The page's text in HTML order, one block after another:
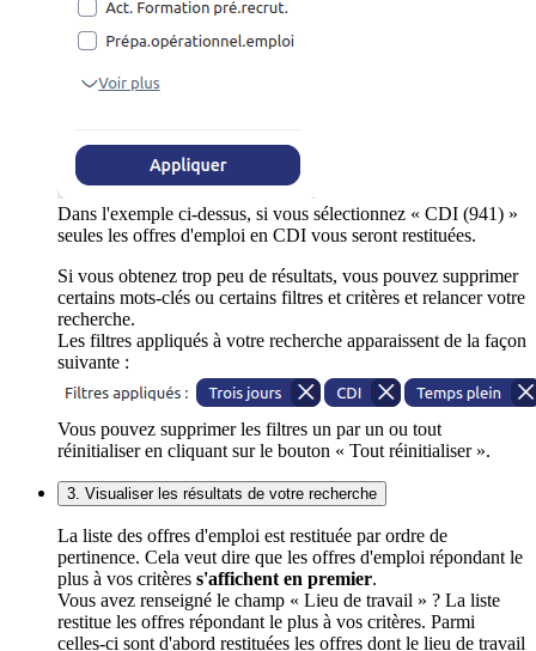
Dans l'exemple ci-dessus, si vous sélectionnez « CDI (941) »
seules les offres d'emploi en CDI vous seront restituées.
Si vous obtenez trop peu de résultats, vous pouvez supprimer
certains mots-clés ou certains filtres et critères et relancer votre
recherche.
Les filtres appliqués à votre recherche apparaissent de la façon
suivante :
Vous pouvez supprimer les filtres un par un ou tout
réinitialiser en cliquant sur le bouton « Tout réinitialiser ».
3. Visualiser les résultats de votre recherche
La liste des offres d'emploi est restituée par ordre de
pertinence. Cela veut dire que les offres d'emploi répondant le
plus à vos critères s'affichent en premier.
Vous avez renseigné le champ « Lieu de travail » ? La liste
restitue les offres répondant le plus à vos critères. Parmi
celles-ci sont d'abord restituées les offres dont le lieu de travail